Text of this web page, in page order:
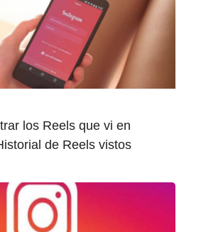
los Reels que vi en
de Reels vistos